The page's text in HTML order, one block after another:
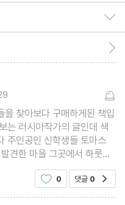
찾아보다 구매하게된 책입
는 러시아작가의 글인데 색
주인공인 신학생들 토마스
견한 마을 그곳에서 하룻밤
스는 돼지우리에서 자다가
진짜 무섭고 기
0 댓글 0